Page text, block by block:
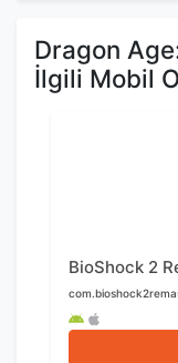
Dragon
İlgili Mobil
BioShock 2